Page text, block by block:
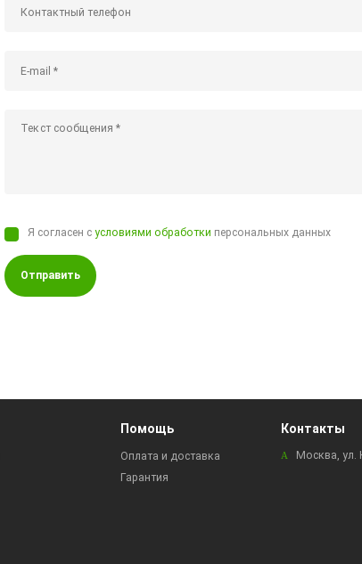
Я согласен сусловиями обработки персональных данных
Отправить
Помощь
Оплата и доставка
Гарантия
Контакты
Москва, ул.